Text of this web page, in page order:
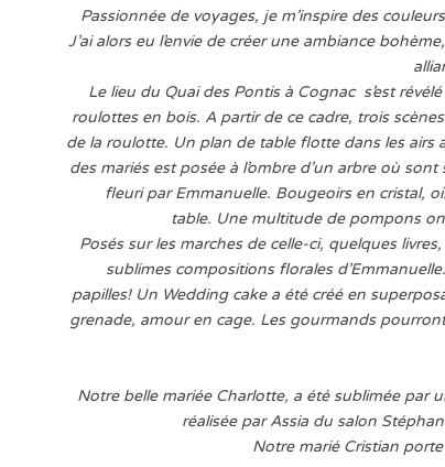
Passionnée de voyages, je m’inspire des
J’ai alors eu l’envie de créer une ambiance
Le lieu du Quai des Pontis à Cognac s’est
roulottes en bois. A partir de ce cadre, trois
de la roulotte. Un plan de table flotte dans les airs
des mariés est posée à l’ombre d’un arbre où
fleuri par Emmanuelle. Bougeoirs en cristal,
table. Une multitude de pompons
Posés sur les marches de celle-ci, quelques
sublimes compositions florales d’Emmanuelle.
papilles! Un Wedding cake a été créé en
grenade, amour en cage. Les gourmands
Notre belle mariée Charlotte, a été sublimée par
réalisée par Assia du salon
Notre marié Cristian